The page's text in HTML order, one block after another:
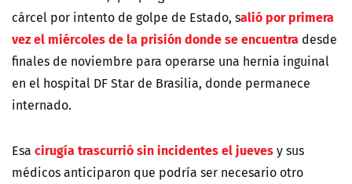
cárcel por intento de golpe de Estado, salió por primera
vez el miércoles de la prisión donde se encuentra desde
finales de noviembre para operarse una hernia inguinal
en el hospital DF Star de Brasilia, donde permanece
internado.
Esa cirugía trascurrió sin incidentes el juevesy sus
médicos anticiparon que podría ser necesario otro